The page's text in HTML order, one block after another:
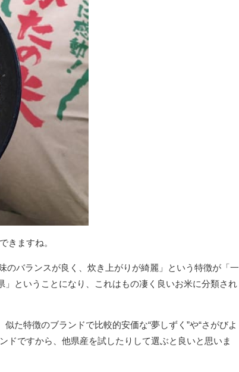
きますね。
のバランスが良く、炊き上がりが綺麗」という特徴が「一
ということになり、これはもの凄く良いお米に分類され
た特徴のブランドで比較的安価な“夢しずく”や“さがびよ
ドですから、他県産を試したりして選ぶと良いと思いま